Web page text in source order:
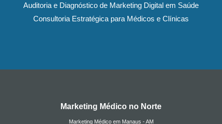
Auditoria e Diagnóstico de Marketing Digital em Saúde
Consultoria Estratégica para Médicos e Clínicas
Marketing Médico no Norte
Marketing Médico em Manaus - AM